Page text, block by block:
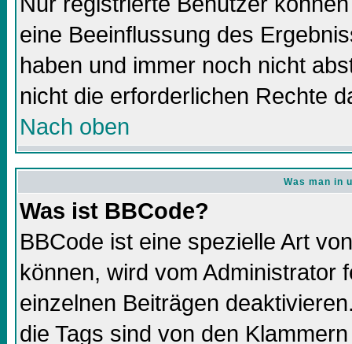
eine Beeinflussung des
haben und immer noch nicht
nicht die erforderlichen Rechte
Nach oben
Was man in
Was ist BBCode?
BBCode ist eine spezielle Art
können, wird vom Administrator
einzelnen Beiträgen
die Tags sind von den